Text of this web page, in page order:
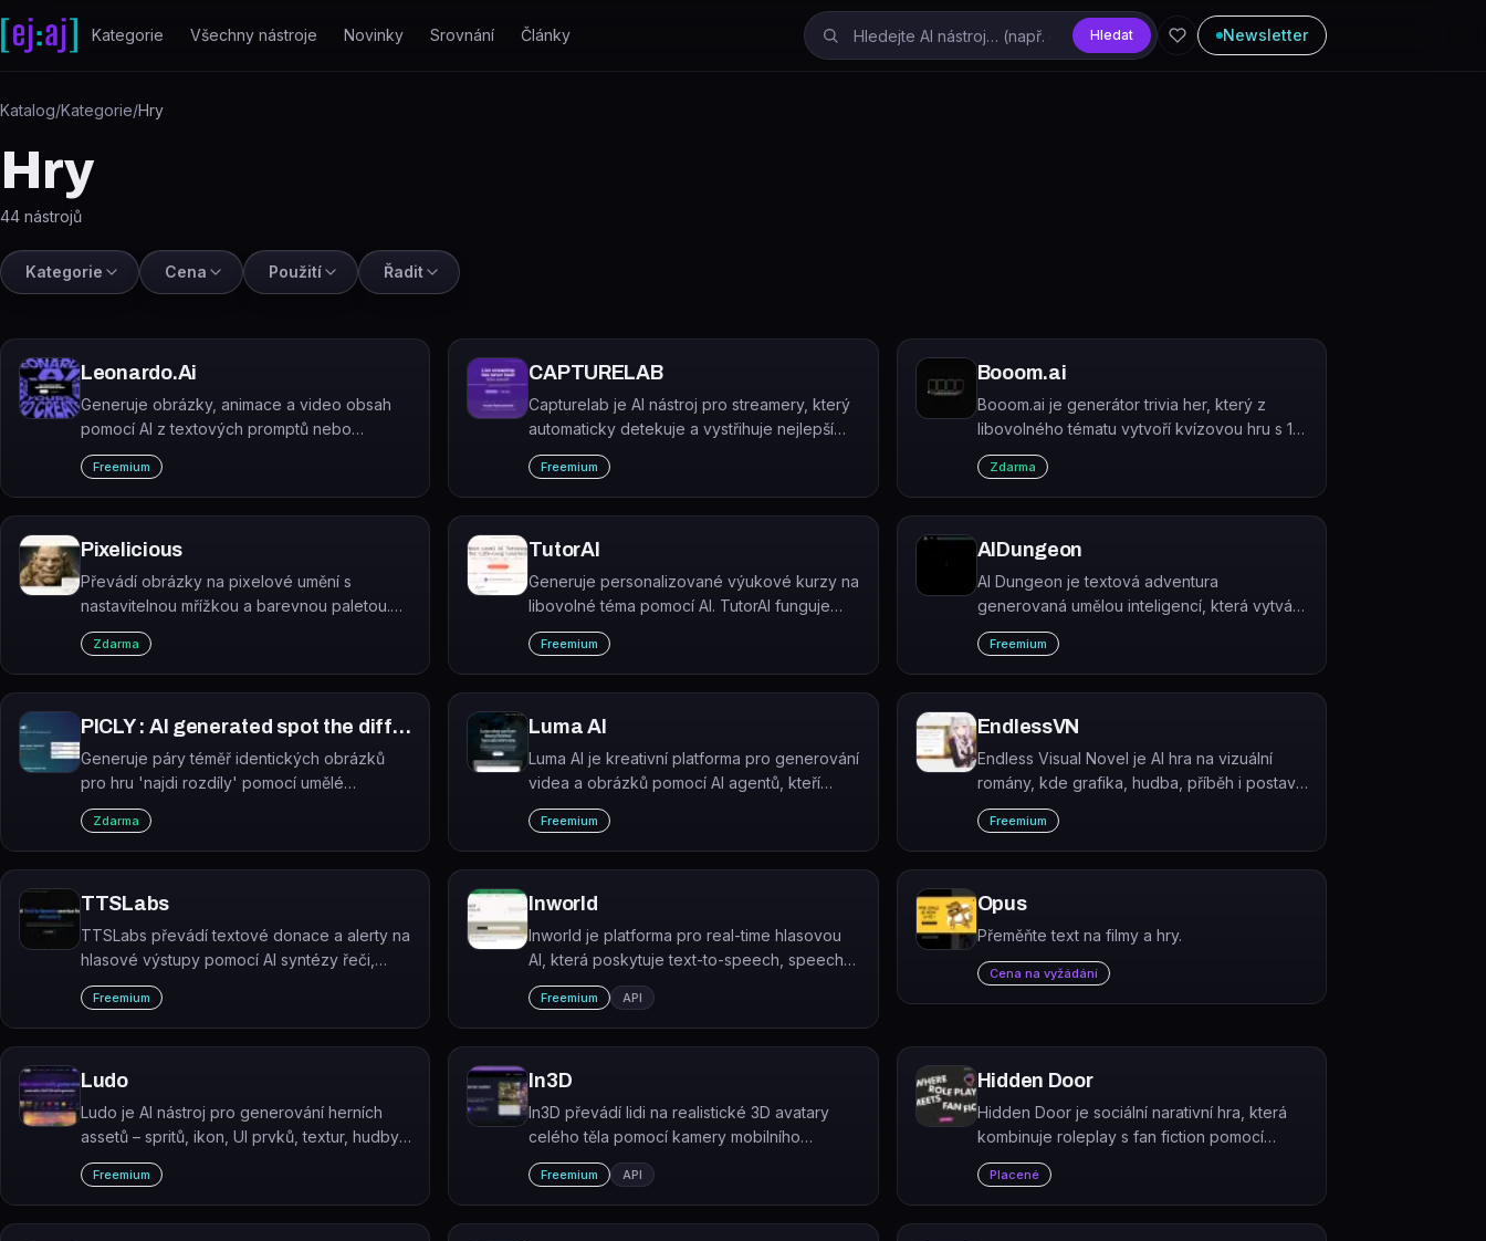
Přeskočit na obsah
Kategorie Všechny nástroje Novinky Srovnání Články Hledat Newsletter
Katalog/Kategorie/Hry
Hry
44 nástrojů
Kategorie Cena Použití Řadit
Leonardo.Ai
Generuje obrázky, animace a video obsah
pomocí AI z textových promptů nebo
vlastních modelů.
Freemium
CAPTURELAB
Capturelab je AI nástroj pro streamery, který
automaticky detekuje a vystřihuje nejlepší
herní momenty z živých přenosů.
Freemium
Booom.ai
Booom.ai je generátor trivia her, který z
libovolného tématu vytvoří kvízovou hru s 10
koly otázek. Hru lze hrát sólo nebo s přáteli
přes sdílený QR kód.
Zdarma
Pixelicious
Převádí obrázky na pixelové umění s
nastavitelnou mřížkou a barevnou paletou.
Výsledky jsou vhodné pro herní assety,
avatary nebo retro design.
Zdarma
TutorAI
Generuje personalizované výukové kurzy na
libovolné téma pomocí AI. TutorAI funguje
jako osobní tutor dostupný 24/7.
Freemium
AIDungeon
AI Dungeon je textová adventura
generovaná umělou inteligencí, která vytváří
nekonečně rozvětvené příběhy na základě
hráčových vstupů.
Freemium
PICLY : AI generated spot the difference
Generuje páry téměř identických obrázků
pro hru 'najdi rozdíly' pomocí umělé
inteligence. Hráč klepne na vybranou oblast
a AI okamžitě vytvoří puzzle.
Zdarma
Luma AI
Luma AI je kreativní platforma pro generování
videa a obrázků pomocí AI agentů, kteří
zvládají celé pracovní postupy od nápadu
po hotový výstup.
Freemium
EndlessVN
Endless Visual Novel je AI hra na vizuální
romány, kde grafika, hudba, příběh i postavy
jsou generovány umělou inteligencí v
reálném čase během hraní.
Freemium
TTSLabs
TTSLabs převádí textové donace a alerty na
hlasové výstupy pomocí AI syntézy řeči,
určený primárně pro Twitch streamery.
Freemium
Inworld
Inworld je platforma pro real-time hlasovou
AI, která poskytuje text-to-speech, speech-
to-speech a LLM routing pro konverzační
aplikace a hry.
Freemium API
Opus
Přeměňte text na filmy a hry.
Cena na vyžádání
Ludo
Ludo je AI nástroj pro generování herních
assetů – spritů, ikon, UI prvků, textur, hudby,
3D modelů a videí připravených k přímému
použití v herním enginu.
Freemium
In3D
In3D převádí lidi na realistické 3D avatary
celého těla pomocí kamery mobilního
telefonu během jedné minuty.
Freemium API
Hidden Door
Hidden Door je sociální narativní hra, která
kombinuje roleplay s fan fiction pomocí
vyprávěcí AI. Hráči vytvářejí postavy a
příběhy v tematických světech inspirovaných
literárními předlohami.
Placené